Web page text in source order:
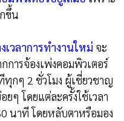
ขึ้น
ลาการทำงานใหม่ จะ
การจ้องเพ่งคอมพิวเตอร์
ทุกๆ 2 ชั่วโมง ผู้เชี่ยวชาญ
ๆ โดยแต่ละครั้งใช้เวลา
นาที โดยหลับตาหรือมอง